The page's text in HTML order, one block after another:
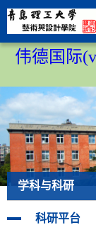
伟德国际
学科与科研
科研平台